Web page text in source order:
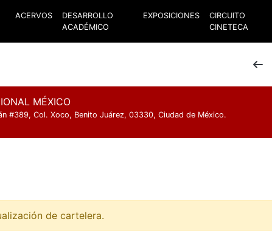
ACERVOS
DESARROLLO
ACADÉMICO
EXPOSICIONES
CIRCUITO
CINETECA
MÉXICO
#389, Col. Xoco, Benito Juárez, 03330, Ciudad de México.
de cartelera.